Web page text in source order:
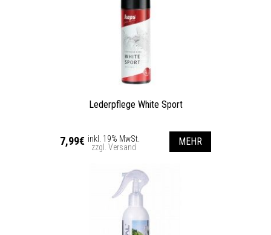
Lederpflege White Sport
7,99€ inkl. 19% MwSt.
zzgl. Versand
MEHR